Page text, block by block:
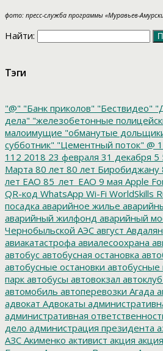
фото: пресс-служба программы «Муравьев-
Найти:
Тэги
"@" "Банк приколов" "Бествидео"
дела" "железобетонные
малоимущие "обманутые
субботник" "Цементный поток" @
112 2018 23 февраля 31 декабря 5
Марта 80 лет 80 лет Биробиджану
лет ЕАО 85_лет_ЕАО 9 мая Apple
QR-код WhatsApp Wi-Fi WorldSkills
посадка аварийное жилье
аварийный жилфонд аварийный
Чернобыльской АЭС август Авдалян
авиакатастрофа авиалесоохрана
автобус автобусная остановка
автобусные остановки автобусные
парк автобусы автовокзал автоклуб
автомобиль автоперевозки Агада
адвокат Адвокаты
административная
дело администрация президента
АЗС Акименко активист акция